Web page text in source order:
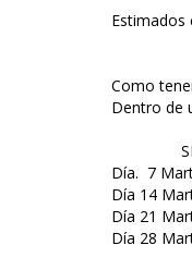
Estimados
Como
Dentro de
Día. 7
Día 14
Día 21
Día 28